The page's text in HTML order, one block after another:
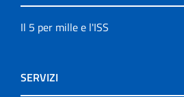
Il 5 per mille e l'ISS
SERVIZI